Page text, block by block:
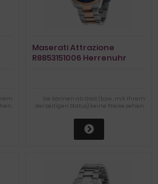
Maserati Attrazione
R8853151006 Herrenuhr
Sie können als Gast (bzw. mit Ihrem
derzeitigen Status) keine Preise sehen.